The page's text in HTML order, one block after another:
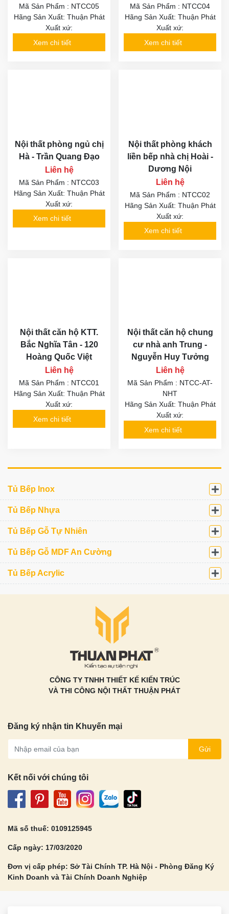
Mã Sản Phẩm : NTCC05
Hãng Sản Xuất: Thuận Phát
Xuất xứ:
Xem chi tiết
Mã Sản Phẩm : NTCC04
Hãng Sản Xuất: Thuận Phát
Xuất xứ:
Xem chi tiết
Nội thất phòng ngủ chị
Hà - Trần Quang Đạo
Liên hệ
Mã Sản Phẩm : NTCC03
Hãng Sản Xuất: Thuận Phát
Xuất xứ:
Xem chi tiết
Nội thất phòng khách
liền bếp nhà chị Hoài -
Dương Nội
Liên hệ
Mã Sản Phẩm : NTCC02
Hãng Sản Xuất: Thuận Phát
Xuất xứ:
Xem chi tiết
Nội thất căn hộ KTT.
Bắc Nghĩa Tân - 120
Hoàng Quốc Việt
Liên hệ
Mã Sản Phẩm : NTCC01
Hãng Sản Xuất: Thuận Phát
Xuất xứ:
Xem chi tiết
Nội thất căn hộ chung
cư nhà anh Trung -
Nguyễn Huy Tưởng
Liên hệ
Mã Sản Phẩm : NTCC-AT-
NHT
Hãng Sản Xuất: Thuận Phát
Xuất xứ:
Xem chi tiết
Tủ Bếp Inox
Tủ Bếp Nhựa
Tủ Bếp Gỗ Tự Nhiên
Tủ Bếp Gỗ MDF An Cường
Tủ Bếp Acrylic
CÔNG TY TNHH THIẾT KẾ KIẾN TRÚC
VÀ THI CÔNG NỘI THẤT THUẬN PHÁT
Đăng ký nhận tin Khuyến mại
Gửi
Kết nối với chúng tôi
Mã số thuế: 0109125945
Cấp ngày: 17/03/2020
Đơn vị cấp phép: Sở Tài Chính TP. Hà Nội - Phòng Đăng Ký
Kinh Doanh và Tài Chính Doanh Nghiệp